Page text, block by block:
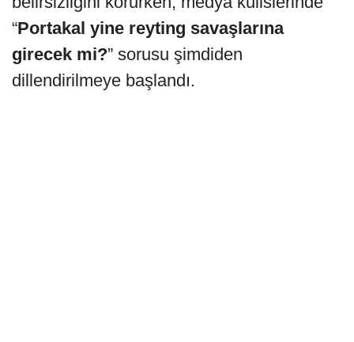
“Portakal yine reyting savaşlarına
girecek mi?” sorusu şimdiden
dillendirilmeye başlandı.